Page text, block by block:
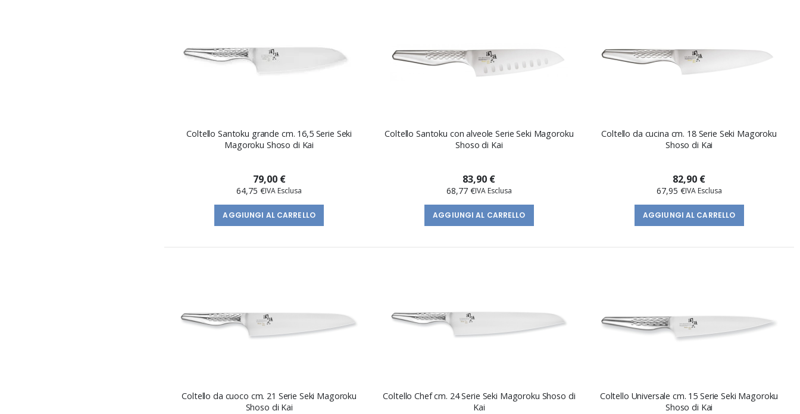
Coltello Santoku grande cm. 16,5 Serie Seki
Magoroku Shoso di Kai
79,00 €
64,75 €
AGGIUNGI AL CARRELLO
Coltello Santoku con alveole Serie Seki Magoroku
Shoso di Kai
83,90 €
68,77 €
AGGIUNGI AL CARRELLO
Coltello da cucina cm. 18 Serie Seki Magoroku
Shoso di Kai
82,90 €
67,95 €
AGGIUNGI AL CARRELLO
Coltello da cuoco cm. 21 Serie Seki Magoroku
Shoso di Kai
Coltello Chef cm. 24 Serie Seki Magoroku Shoso di
Kai
Coltello Universale cm. 15 Serie Seki Magoroku
Shoso di Kai